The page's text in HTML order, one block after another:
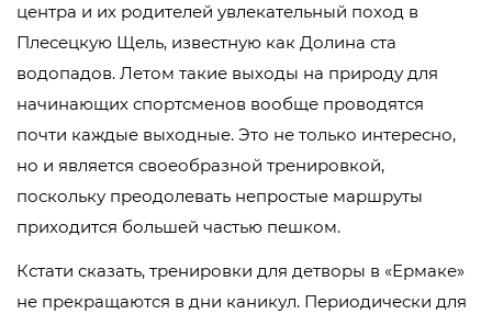
центра и их родителей увлекательный поход в
Плесецкую Щель, известную как Долина ста
водопадов. Летом такие выходы на природу для
начинающих спортсменов вообще проводятся
почти каждые выходные. Это не только интересно,
но и является своеобразной тренировкой,
поскольку преодолевать непростые маршруты
приходится большей частью пешком.
Кстати сказать, тренировки для детворы в «Ермаке»
не прекращаются в дни каникул. Периодически для